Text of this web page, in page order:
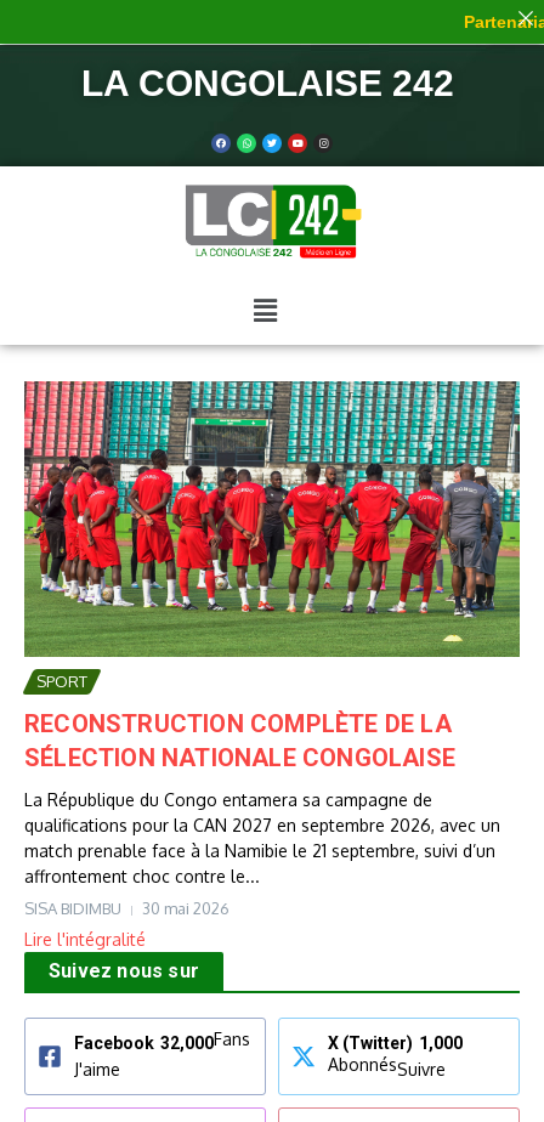
LA CONGOLAISE 242
SPORT
RECONSTRUCTION COMPLÈTE DE LA
SÉLECTION NATIONALE CONGOLAISE
La République du Congo entamera sa campagne de
qualifications pour la CAN 2027 en septembre 2026, avec un
match prenable face à la Namibie le 21 septembre, suivi d’un
affrontement choc contre le...
SISA BIDIMBU 30 mai 2026
Lire l'intégralité
Suivez nous sur
Facebook 32,000Fans
J'aime
X (Twitter) 1,000
AbonnésSuivre